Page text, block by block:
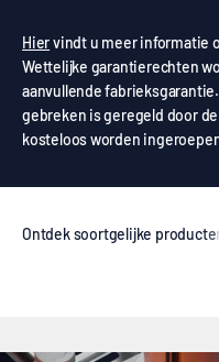
Hiervindt u meer informatie
Wettelijke garantierechten
aanvullende
gebreken is geregeld door
kosteloos worden